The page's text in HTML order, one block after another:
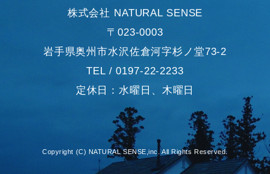
株式会社 NATURAL SENSE
〒023-0003
岩手県奥州市水沢佐倉河字杉ノ堂73-2
TEL / 0197-22-2233
定休日：水曜日、木曜日
Copyright (C) NATURAL SENSE,inc. All Rights Reserved.